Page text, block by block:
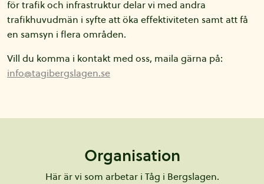
för trafik och infrastruktur delar vi med andra
trafikhuvudmän i syfte att öka effektiviteten samt att få
en samsyn i flera områden.
Vill du komma i kontakt med oss, maila gärna på:
info@tagibergslagen.se
Organisation
Här är vi som arbetar i Tåg i Bergslagen.